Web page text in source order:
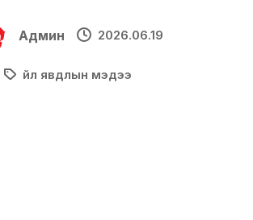
Админ 2026.06.19
Үйл явдлын мэдээ